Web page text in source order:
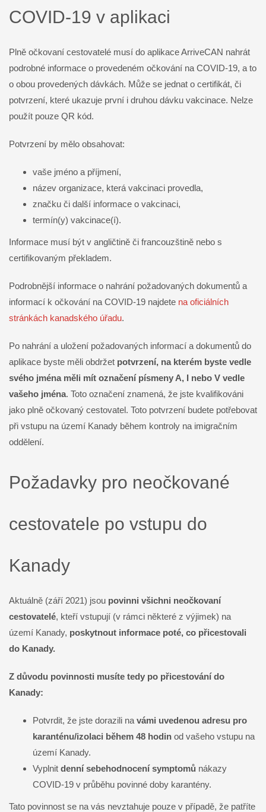
COVID-19 v aplikaci
Plně očkovaní cestovatelé musí do aplikace ArriveCAN nahrát
podrobné informace o provedeném očkování na COVID-19, a to
o obou provedených dávkách. Může se jednat o certifikát, či
potvrzení, které ukazuje první i druhou dávku vakcinace. Nelze
použít pouze QR kód.
Potvrzení by mělo obsahovat:
vaše jméno a příjmení,
název organizace, která vakcinaci provedla,
značku či další informace o vakcinaci,
termín(y) vakcinace(í).
Informace musí být v angličtině či francouzštině nebo s
certifikovaným překladem.
Podrobnější informace o nahrání požadovaných dokumentů a
informací k očkování na COVID-19 najdete na oficiálních
stránkách kanadského úřadu.
Po nahrání a uložení požadovaných informací a dokumentů do
aplikace byste měli obdržet potvrzení, na kterém byste vedle
svého jména měli mít označení písmeny A, I nebo V vedle
vašeho jména. Toto označení znamená, že jste kvalifikováni
jako plně očkovaný cestovatel. Toto potvrzení budete potřebovat
při vstupu na území Kanady během kontroly na imigračním
oddělení.
Požadavky pro neočkované
cestovatele po vstupu do
Kanady
Aktuálně (září 2021) jsou povinni všichni neočkovaní
cestovatelé, kteří vstupují (v rámci některé z výjimek) na
území Kanady, poskytnout informace poté, co přicestovali
do Kanady.
Z důvodu povinnosti musíte tedy po přicestování do
Kanady:
Potvrdit, že jste dorazili na vámi uvedenou adresu pro
karanténu/izolaci během 48 hodin od vašeho vstupu na
území Kanady.
Vyplnit denní sebehodnocení symptomů nákazy
COVID-19 v průběhu povinné doby karantény.
Tato povinnost se na vás nevztahuje pouze v případě, že patříte